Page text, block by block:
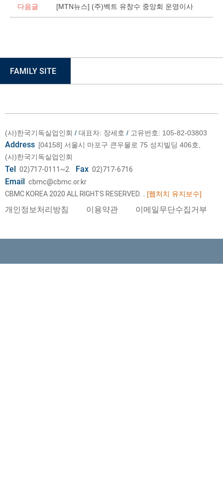
다음글 [MTN뉴스] (주)벡트 유창수 중앙회 운영이사
FAMILY SITE
(사)한국기독실업인회 / 대표자: 장세호 / 고유번호: 105-82-03803
Address [04158] 서울시 마포구 큰우물로 75 성지빌딩 406호,
(사)한국기독실업인회
Tel 02)717-0111~2 Fax 02)717-6716
Email cbmc@cbmc.or.kr
CBMC KOREA 2020 ALL RIGHTS RESERVED.
[웹처치 유지보수]
개인정보처리방침 이용약관 이메일무단수집거부